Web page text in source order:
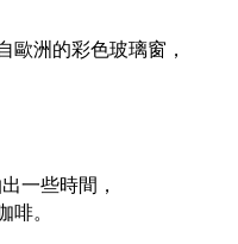
歐洲的彩色玻璃窗，
一些時間，
。